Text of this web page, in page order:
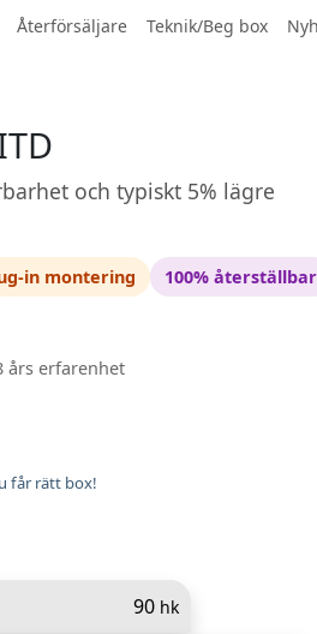
Återförsäljare Teknik/Beg box
och typiskt 5% lägre
in montering
100% återställbar
års erfarenhet
får rätt box!
90 hk